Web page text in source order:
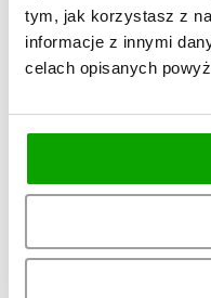
tym, jak korzystasz z
informacje z innymi
celach opisanych